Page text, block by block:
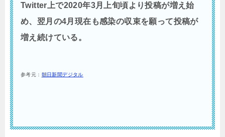
Twitter上で2020年3月上旬頃より投稿が増え始
め、翌月の4月現在も感染の収束を願って投稿が
増え続けている。
参考元： 朝日新聞デジタル